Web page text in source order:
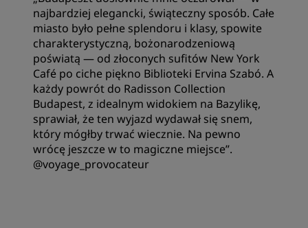
najbardziej elegancki, świąteczny sposób. Całe
miasto było pełne splendoru i klasy, spowite
charakterystyczną, bożonarodzeniową
poświatą — od złoconych sufitów New York
Café po ciche piękno Biblioteki Ervina Szabó. A
każdy powrót do Radisson Collection
Budapest, z idealnym widokiem na Bazylikę,
sprawiał, że ten wyjazd wydawał się snem,
który mógłby trwać wiecznie. Na pewno
wrócę jeszcze w to magiczne miejsce”.
@voyage_provocateur‌